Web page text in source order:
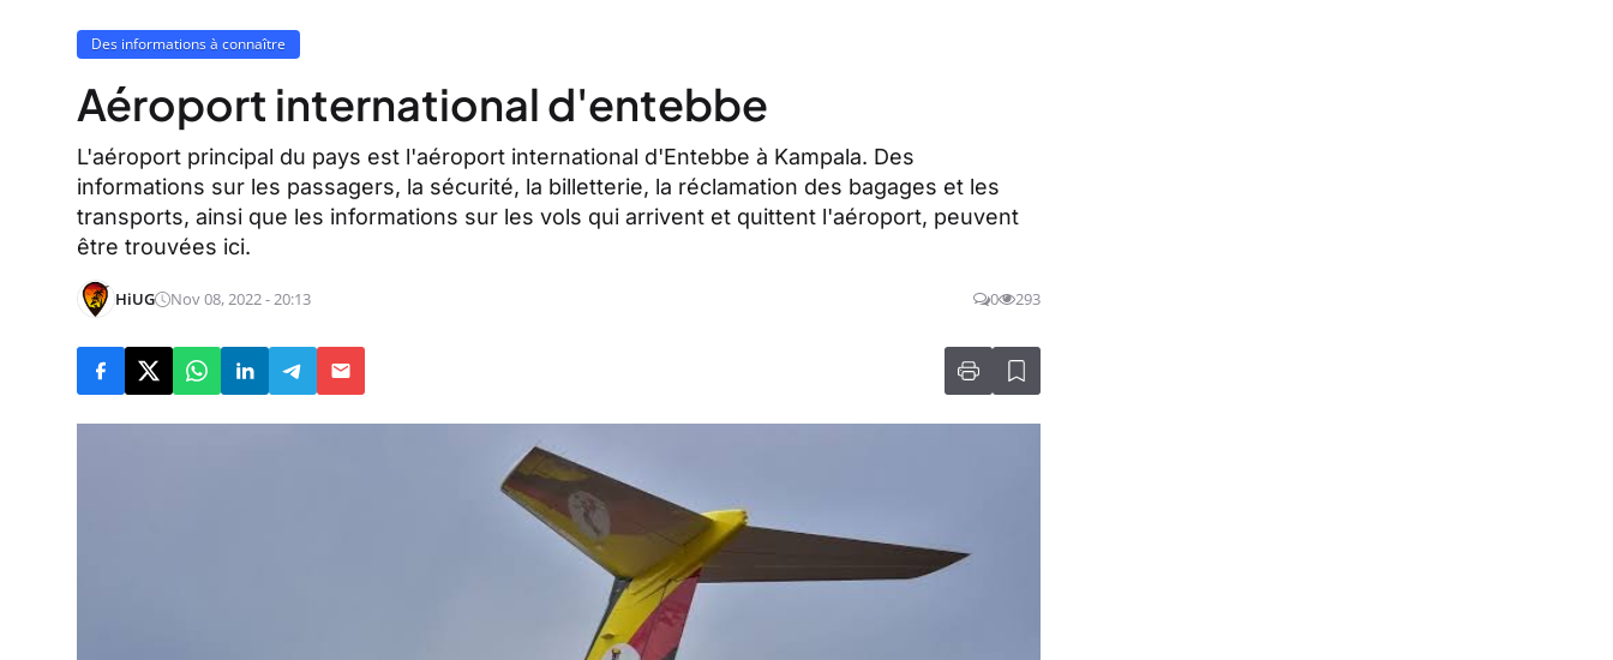
Des informations à connaître
Aéroport international d'entebbe
L'aéroport principal du pays est l'aéroport international d'Entebbe à Kampala. Des
informations sur les passagers, la sécurité, la billetterie, la réclamation des bagages et les
transports, ainsi que les informations sur les vols qui arrivent et quittent l'aéroport, peuvent
être trouvées ici.
HiUG Nov 08, 2022 - 20:13 0 293